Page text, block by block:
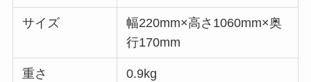
サイズ
幅220mm×高さ1060mm×奥
行170mm
重さ 0.9kg